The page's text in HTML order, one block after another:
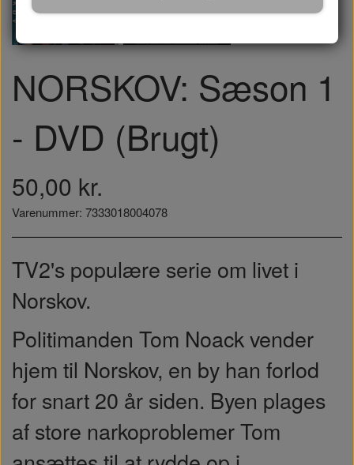
NORSKOV: Sæson 1
- DVD (Brugt)
50,00 kr.
Varenummer: 7333018004078
TV2's populære serie om livet i
Norskov.
Politimanden Tom Noack vender
hjem til Norskov, en by han forlod
for snart 20 år siden. Byen plages
af store narkoproblemer Tom